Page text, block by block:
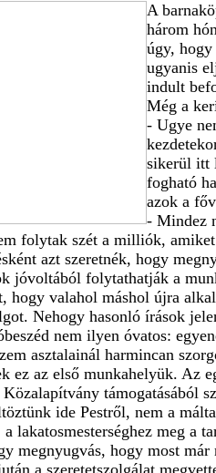
A
három
úgy, hogy
ugyanis
indult
Még a
- Ugye
sikerül itt
fogható
azok a
- Mindez
folytak szét a milliók,
azt szeretnék, hogy
jóvoltából folytathatják a
hogy valahol máshol újra
Nehogy hasonló írások
nem ilyen óvatos:
asztalainál harmincan
ez az első munkahelyük. Az
támogatásából
ide Pestről, nem a
a lakatosmesterséghez meg
megnyugvás, hogy most